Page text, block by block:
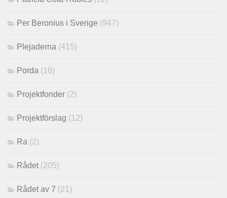
Per Beronius i Sverige (947)
Plejaderna (415)
Porda (16)
Projektfonder (2)
Projektförslag (12)
Ra (2)
Rådet (205)
Rådet av 7 (21)